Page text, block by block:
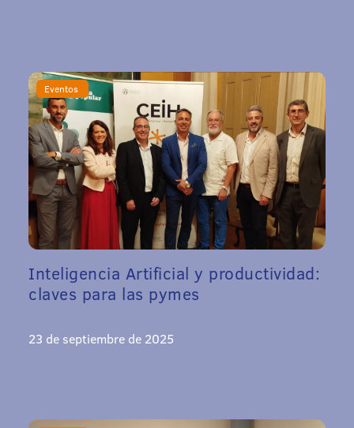
Eventos
Inteligencia Artificial y productividad:
claves para las pymes
23 de septiembre de 2025